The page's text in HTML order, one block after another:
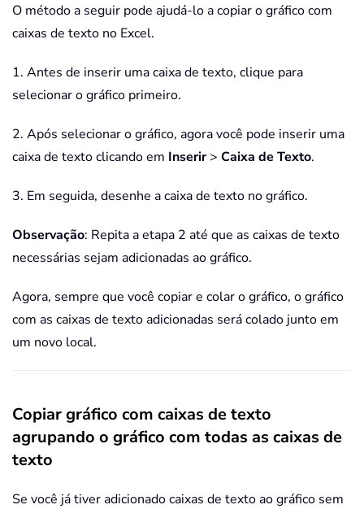
O método a seguir pode ajudá-lo a copiar o gráfico com
caixas de texto no Excel.
1. Antes de inserir uma caixa de texto, clique para
selecionar o gráfico primeiro.
2. Após selecionar o gráfico, agora você pode inserir uma
caixa de texto clicando em Inserir> Caixa de Texto.
3. Em seguida, desenhe a caixa de texto no gráfico.
Observação: Repita a etapa 2 até que as caixas de texto
necessárias sejam adicionadas ao gráfico.
Agora, sempre que você copiar e colar o gráfico, o gráfico
com as caixas de texto adicionadas será colado junto em
um novo local.
Copiar gráfico com caixas de texto
agrupando o gráfico com todas as caixas de
texto
Se você já tiver adicionado caixas de texto ao gráfico sem